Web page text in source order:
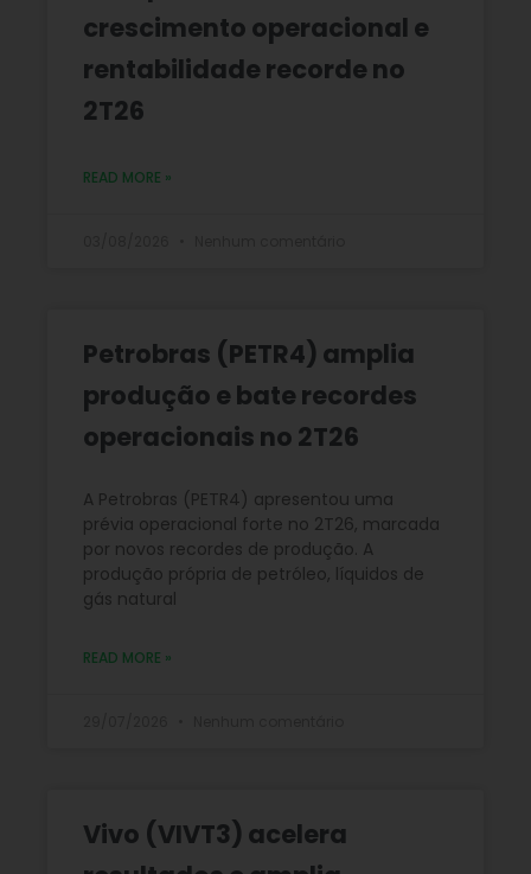
crescimento operacional e
rentabilidade recorde no
2T26
READ MORE »
Petrobras (PETR4) amplia
produção e bate recordes
operacionais no 2T26
A Petrobras (PETR4) apresentou uma
prévia operacional forte no 2T26, marcada
por novos recordes de produção. A
produção própria de petróleo, líquidos de
gás natural
READ MORE »
Vivo (VIVT3) acelera